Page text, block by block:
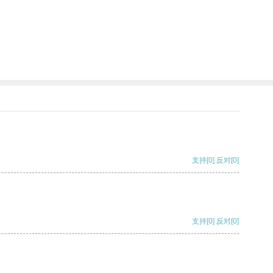
支持[0] 反对[0]
支持[0] 反对[0]